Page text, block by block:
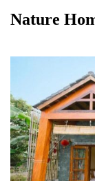
Nature